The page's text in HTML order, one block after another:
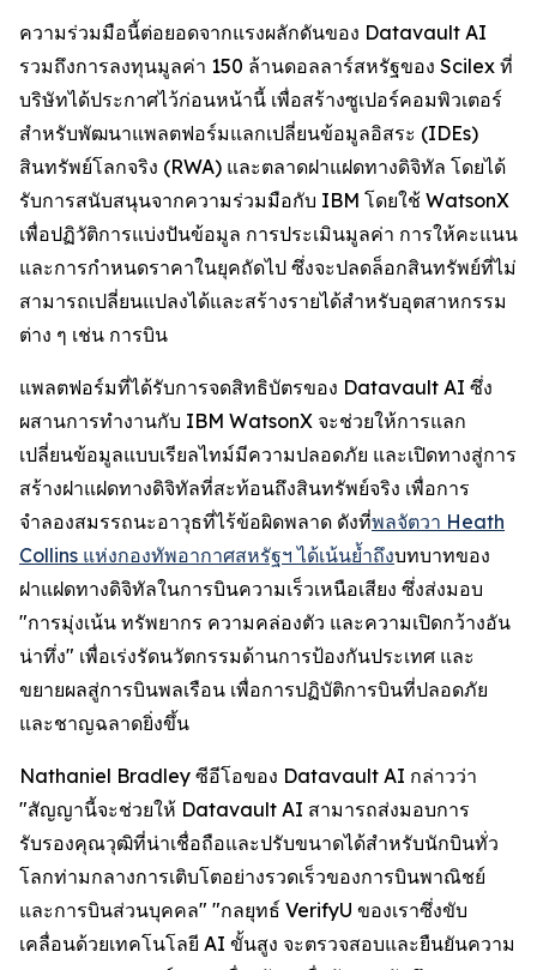
ความร่วมมือนี้ต่อยอดจากแรงผลักดันของ Datavault AI
รวมถึงการลงทุนมูลค่า 150 ล้านดอลลาร์สหรัฐของ Scilex ที่
บริษัทได้ประกาศไว้ก่อนหน้านี้ เพื่อสร้างซูเปอร์คอมพิวเตอร์
สำหรับพัฒนาแพลตฟอร์มแลกเปลี่ยนข้อมูลอิสระ (IDEs)
สินทรัพย์โลกจริง (RWA) และตลาดฝาแฝดทางดิจิทัล โดยได้
รับการสนับสนุนจากความร่วมมือกับ IBM โดยใช้ WatsonX
เพื่อปฏิวัติการแบ่งปันข้อมูล การประเมินมูลค่า การให้คะแนน
และการกำหนดราคาในยุคถัดไป ซึ่งจะปลดล็อกสินทรัพย์ที่ไม่
สามารถเปลี่ยนแปลงได้และสร้างรายได้สำหรับอุตสาหกรรม
ต่าง ๆ เช่น การบิน
แพลตฟอร์มที่ได้รับการจดสิทธิบัตรของ Datavault AI ซึ่ง
ผสานการทำงานกับ IBM WatsonX จะช่วยให้การแลก
เปลี่ยนข้อมูลแบบเรียลไทม์มีความปลอดภัย และเปิดทางสู่การ
สร้างฝาแฝดทางดิจิทัลที่สะท้อนถึงสินทรัพย์จริง เพื่อการ
จำลองสมรรถนะอาวุธที่ไร้ข้อผิดพลาด ดังที่พลจัตวา Heath
Collins แห่งกองทัพอากาศสหรัฐฯ ได้เน้นย้ำถึงบทบาทของ
ฝาแฝดทางดิจิทัลในการบินความเร็วเหนือเสียง ซึ่งส่งมอบ
"การมุ่งเน้น ทรัพยากร ความคล่องตัว และความเปิดกว้างอัน
น่าทึ่ง" เพื่อเร่งรัดนวัตกรรมด้านการป้องกันประเทศ และ
ขยายผลสู่การบินพลเรือน เพื่อการปฏิบัติการบินที่ปลอดภัย
และชาญฉลาดยิ่งขึ้น
Nathaniel Bradley ซีอีโอของ Datavault AI กล่าวว่า
"สัญญานี้จะช่วยให้ Datavault AI สามารถส่งมอบการ
รับรองคุณวุฒิที่น่าเชื่อถือและปรับขนาดได้สำหรับนักบินทั่ว
โลกท่ามกลางการเติบโตอย่างรวดเร็วของการบินพาณิชย์
และการบินส่วนบุคคล" "กลยุทธ์ VerifyU ของเราซึ่งขับ
เคลื่อนด้วยเทคโนโลยี AI ขั้นสูง จะตรวจสอบและยืนยันความ